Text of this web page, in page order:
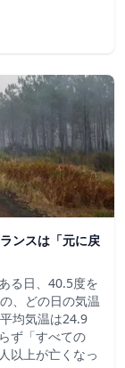
ンスは「元に戻
る日、40.5度を
、どの日の気温
均気温は24.9
ず「すべての
以上が亡くなっ